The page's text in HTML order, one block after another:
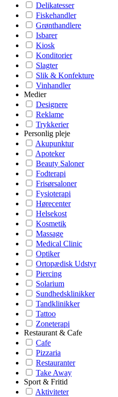
Delikatesser
Fiskehandler
Grønthandlere
Isbarer
Kiosk
Konditorier
Slagter
Slik & Konfekture
Vinhandler
Medier
Designere
Reklame
Trykkerier
Personlig pleje
Akupunktur
Apoteker
Beauty Saloner
Fodterapi
Frisørsaloner
Fysioterapi
Hørecenter
Helsekost
Kosmetik
Massage
Medical Clinic
Optiker
Ortopædisk Udstyr
Piercing
Solarium
Sundhedsklinikker
Tandklinikker
Tattoo
Zoneterapi
Restaurant & Cafe
Cafe
Pizzaria
Restauranter
Take Away
Sport & Fritid
Aktiviteter